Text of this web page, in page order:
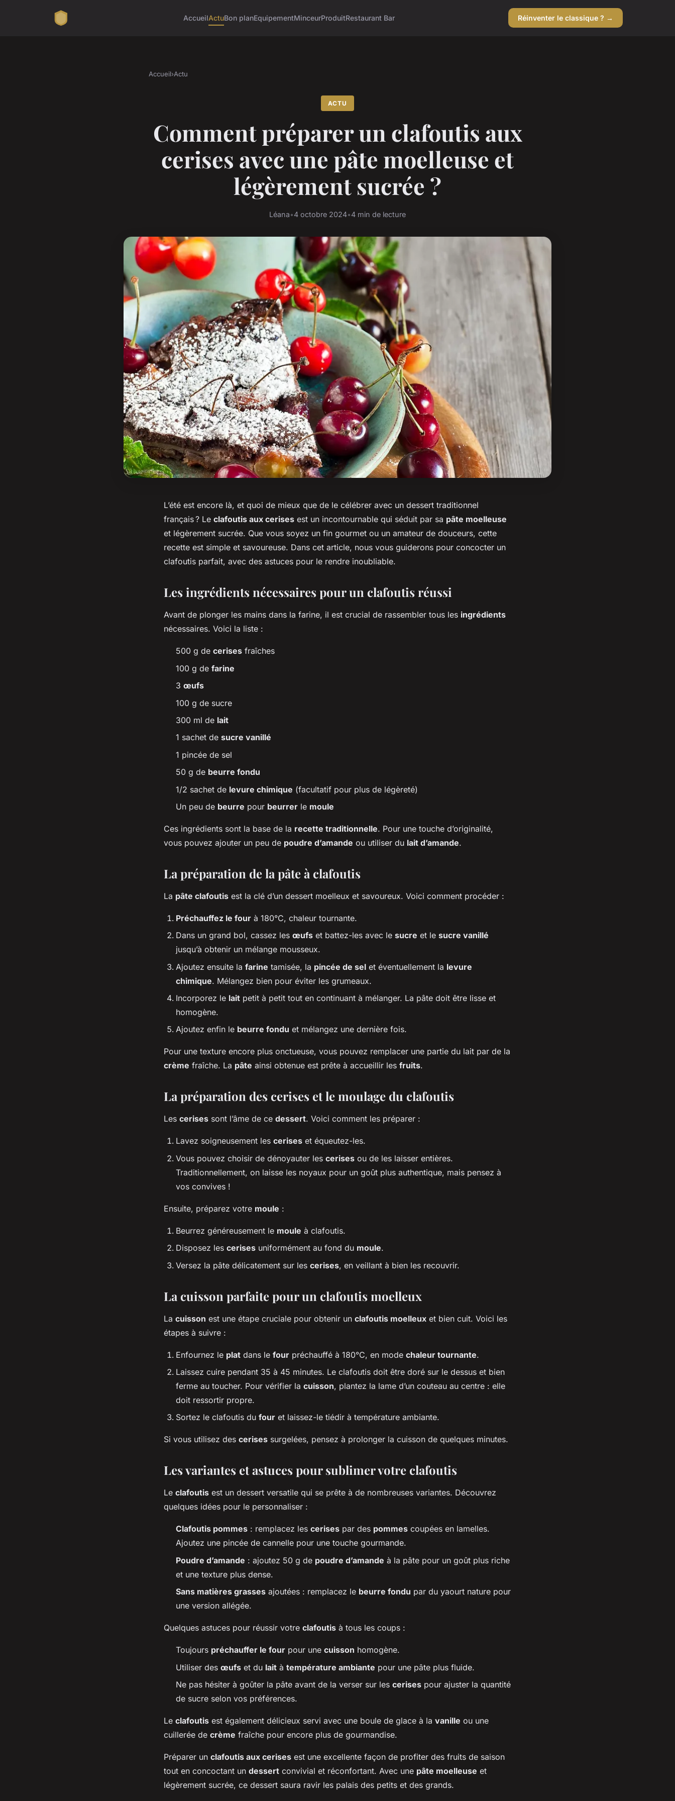
AccueilActuBon planEquipementMinceurProduitRestaurant Bar Réinventer le classique ? →
Accueil›Actu
ACTU
Comment préparer un clafoutis aux
cerises avec une pâte moelleuse et
légèrement sucrée ?
Léana•4 octobre 2024•4 min de lecture
L’été est encore là, et quoi de mieux que de le célébrer avec un dessert traditionnel
français ? Le clafoutis aux cerises est un incontournable qui séduit par sa pâte moelleuse
et légèrement sucrée. Que vous soyez un fin gourmet ou un amateur de douceurs, cette
recette est simple et savoureuse. Dans cet article, nous vous guiderons pour concocter un
clafoutis parfait, avec des astuces pour le rendre inoubliable.
Les ingrédients nécessaires pour un clafoutis réussi
Avant de plonger les mains dans la farine, il est crucial de rassembler tous les ingrédients
nécessaires. Voici la liste :
500 g de cerises fraîches
100 g de farine
3 œufs
100 g de sucre
300 ml de lait
1 sachet de sucre vanillé
1 pincée de sel
50 g de beurre fondu
1/2 sachet de levure chimique (facultatif pour plus de légèreté)
Un peu de beurre pour beurrer le moule
Ces ingrédients sont la base de la recette traditionnelle. Pour une touche d’originalité,
vous pouvez ajouter un peu de poudre d’amande ou utiliser du lait d’amande.
La préparation de la pâte à clafoutis
La pâte clafoutis est la clé d’un dessert moelleux et savoureux. Voici comment procéder :
Préchauffez le four à 180°C, chaleur tournante.
Dans un grand bol, cassez les œufs et battez-les avec le sucre et le sucre vanillé
jusqu’à obtenir un mélange mousseux.
Ajoutez ensuite la farine tamisée, la pincée de sel et éventuellement la levure
chimique. Mélangez bien pour éviter les grumeaux.
Incorporez le lait petit à petit tout en continuant à mélanger. La pâte doit être lisse et
homogène.
Ajoutez enfin le beurre fondu et mélangez une dernière fois.
Pour une texture encore plus onctueuse, vous pouvez remplacer une partie du lait par de la
crème fraîche. La pâte ainsi obtenue est prête à accueillir les fruits.
La préparation des cerises et le moulage du clafoutis
Les cerises sont l’âme de ce dessert. Voici comment les préparer :
Lavez soigneusement les cerises et équeutez-les.
Vous pouvez choisir de dénoyauter les cerises ou de les laisser entières.
Traditionnellement, on laisse les noyaux pour un goût plus authentique, mais pensez à
vos convives !
Ensuite, préparez votre moule :
Beurrez généreusement le moule à clafoutis.
Disposez les cerises uniformément au fond du moule.
Versez la pâte délicatement sur les cerises, en veillant à bien les recouvrir.
La cuisson parfaite pour un clafoutis moelleux
La cuisson est une étape cruciale pour obtenir un clafoutis moelleux et bien cuit. Voici les
étapes à suivre :
Enfournez le plat dans le four préchauffé à 180°C, en mode chaleur tournante.
Laissez cuire pendant 35 à 45 minutes. Le clafoutis doit être doré sur le dessus et bien
ferme au toucher. Pour vérifier la cuisson, plantez la lame d’un couteau au centre : elle
doit ressortir propre.
Sortez le clafoutis du four et laissez-le tiédir à température ambiante.
Si vous utilisez des cerises surgelées, pensez à prolonger la cuisson de quelques minutes.
Les variantes et astuces pour sublimer votre clafoutis
Le clafoutis est un dessert versatile qui se prête à de nombreuses variantes. Découvrez
quelques idées pour le personnaliser :
Clafoutis pommes : remplacez les cerises par des pommes coupées en lamelles.
Ajoutez une pincée de cannelle pour une touche gourmande.
Poudre d’amande : ajoutez 50 g de poudre d’amande à la pâte pour un goût plus riche
et une texture plus dense.
Sans matières grasses ajoutées : remplacez le beurre fondu par du yaourt nature pour
une version allégée.
Quelques astuces pour réussir votre clafoutis à tous les coups :
Toujours préchauffer le four pour une cuisson homogène.
Utiliser des œufs et du lait à température ambiante pour une pâte plus fluide.
Ne pas hésiter à goûter la pâte avant de la verser sur les cerises pour ajuster la quantité
de sucre selon vos préférences.
Le clafoutis est également délicieux servi avec une boule de glace à la vanille ou une
cuillerée de crème fraîche pour encore plus de gourmandise.
Préparer un clafoutis aux cerises est une excellente façon de profiter des fruits de saison
tout en concoctant un dessert convivial et réconfortant. Avec une pâte moelleuse et
légèrement sucrée, ce dessert saura ravir les palais des petits et des grands.